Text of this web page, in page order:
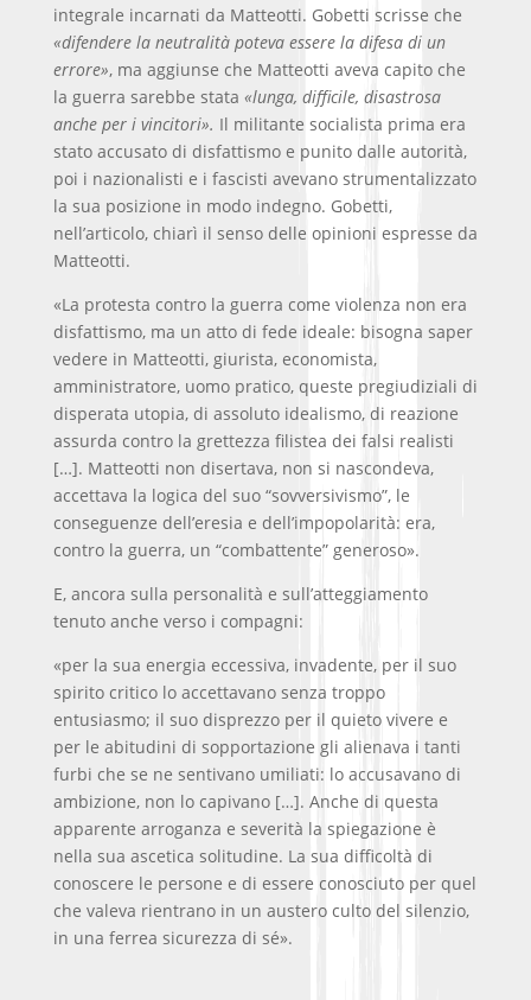
integrale incarnati da Matteotti. Gobetti scrisse che
«difendere la neutralità poteva essere la difesa di un
errore», ma aggiunse che Matteotti aveva capito che
la guerra sarebbe stata «lunga, difficile, disastrosa
anche per i vincitori». Il militante socialista prima era
stato accusato di disfattismo e punito dalle autorità,
poi i nazionalisti e i fascisti avevano strumentalizzato
la sua posizione in modo indegno. Gobetti,
nell’articolo, chiarì il senso delle opinioni espresse da
Matteotti.
«La protesta contro la guerra come violenza non era
disfattismo, ma un atto di fede ideale: bisogna saper
vedere in Matteotti, giurista, economista,
amministratore, uomo pratico, queste pregiudiziali di
disperata utopia, di assoluto idealismo, di reazione
assurda contro la grettezza filistea dei falsi realisti
[…]. Matteotti non disertava, non si nascondeva,
accettava la logica del suo “sovversivismo”, le
conseguenze dell’eresia e dell’impopolarità: era,
contro la guerra, un “combattente” generoso».
E, ancora sulla personalità e sull’atteggiamento
tenuto anche verso i compagni:
«per la sua energia eccessiva, invadente, per il suo
spirito critico lo accettavano senza troppo
entusiasmo; il suo disprezzo per il quieto vivere e
per le abitudini di sopportazione gli alienava i tanti
furbi che se ne sentivano umiliati: lo accusavano di
ambizione, non lo capivano […]. Anche di questa
apparente arroganza e severità la spiegazione è
nella sua ascetica solitudine. La sua difficoltà di
conoscere le persone e di essere conosciuto per quel
che valeva rientrano in un austero culto del silenzio,
in una ferrea sicurezza di sé».